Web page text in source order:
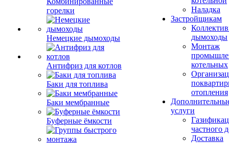
горелки
Немецкие дымоходы
Антифриз для котлов
Баки для топлива
Баки мембранные
Буферные ёмкости
Наладка
Застройщикам
дымоходы
Монтаж
котельных
отопления
услуги
частного
Доставка